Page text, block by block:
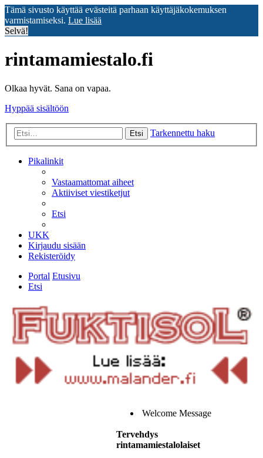
Tämä sivusto käyttää evästeitä parhaan käyttäjäkokemuksen
varmistamiseksi. Lue lisää
Selvä!
rintamamiestalo.fi
Olkaa hyvät. Sana on vapaa.
Hyppää sisältöön
Etsi Tarkennettu haku
Pikalinkit
Vastaamattomat aiheet
Aktiiviset viestiketjut
Etsi
UKK
Kirjaudu sisään
Rekisteröidy
Portal Etusivu
Etsi
Welcome Message
Tervehdys
rintamamiestalolaiset